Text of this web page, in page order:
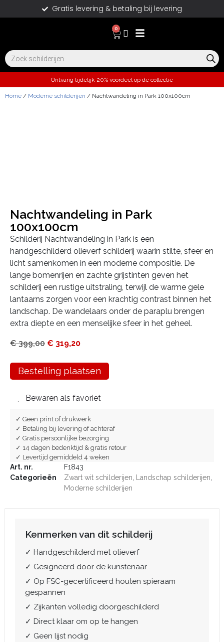
Gratis levering & betaling bij levering
0
Ontvang tijdelijk 20% voordeel op de collectie
Home / Moderne schilderijen / Nachtwandeling in Park 100x100cm
Nachtwandeling in Park
100x100cm
Schilderij Nachtwandeling in Park is een
handgeschilderd olieverf schilderij waarin stilte, sfeer en
licht samenkomen in een moderne compositie. De
lange bomenrijen en zachte grijstinten geven het
schilderij een rustige uitstraling, terwijl de warme gele
lantaarns zorgen voor een krachtig contrast binnen het
landschap. De wandelaars onder de paraplu brengen
extra diepte en een menselijke sfeer in het geheel.
€399,00 € 319,20
Bestelling plaatsen
Bewaren als favoriet
✓ Geen print of drukwerk
✓ Betaling bij levering of achteraf
✓ Gratis persoonlijke bezorging
✓ 14 dagen bedenktijd & gratis retour
✓ Levertijd gemiddeld 4 weken
Art. nr.
F1843
Categorieën
Zwart wit schilderijen Landschap schilderijen
Moderne schilderijen
Kenmerken van dit schilderij
✓ Handgeschilderd met olieverf
✓ Gesigneerd door de kunstenaar
✓ Op FSC-gecertificeerd houten spieraam
gespannen
✓ Zijkanten volledig doorgeschilderd
✓ Direct klaar om op te hangen
✓ Geen lijst nodig